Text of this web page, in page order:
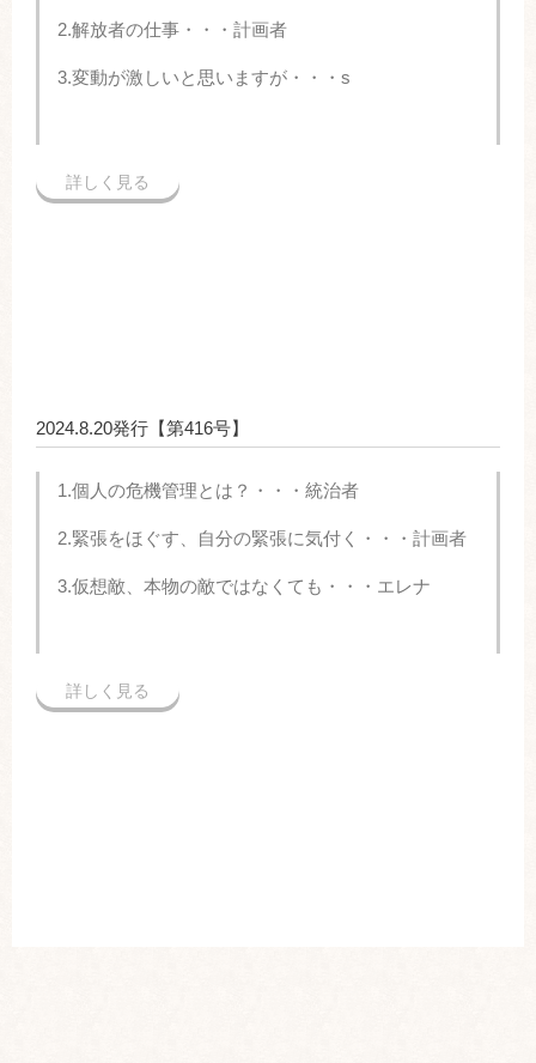
2.解放者の仕事・・・計画者
3.変動が激しいと思いますが・・・s
詳しく見る
2024.8.20発行【第416号】
1.個人の危機管理とは？・・・統治者
2.緊張をほぐす、自分の緊張に気付く・・・計画者
3.仮想敵、本物の敵ではなくても・・・エレナ
詳しく見る